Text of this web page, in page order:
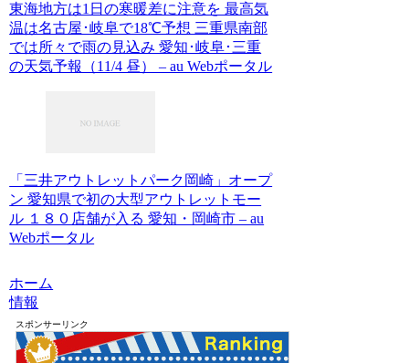
東海地方は1日の寒暖差に注意を 最高気
温は名古屋･岐阜で18℃予想 三重県南部
では所々で雨の見込み 愛知･岐阜･三重
の天気予報（11/4 昼） – au Webポータル
「三井アウトレットパーク岡崎」オープ
ン 愛知県で初の大型アウトレットモー
ル １８０店舗が入る 愛知・岡崎市 – au
Webポータル
ホーム
情報
スポンサーリンク